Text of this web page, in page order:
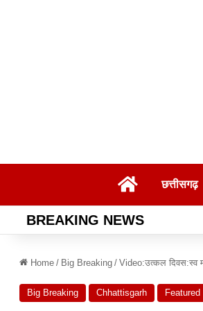
Homeछत्तीसगढ़
BREAKING NEWS
Home / Big Breaking / Video:उत्कल दिवस:स्व
Big Breaking Chhattisgarh Featured